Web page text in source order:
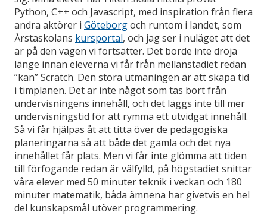
Python, C++ och Javascript, med inspiration från flera
andra aktörer i Göteborgoch runtom i landet, som
Årstaskolans kursportal, och jag ser i nuläget att det
är på den vägen vi fortsätter. Det borde inte dröja
länge innan eleverna vi får från mellanstadiet redan
”kan” Scratch. Den stora utmaningen är att skapa tid
i timplanen. Det är inte något som tas bort från
undervisningens innehåll, och det läggs inte till mer
undervisningstid för att rymma ett utvidgat innehåll.
Så vi får hjälpas åt att titta över de pedagogiska
planeringarna så att både det gamla och det nya
innehållet får plats. Men vi får inte glömma att tiden
till förfogande redan är välfylld, på högstadiet snittar
våra elever med 50 minuter teknik i veckan och 180
minuter matematik, båda ämnena har givetvis en hel
del kunskapsmål utöver programmering.